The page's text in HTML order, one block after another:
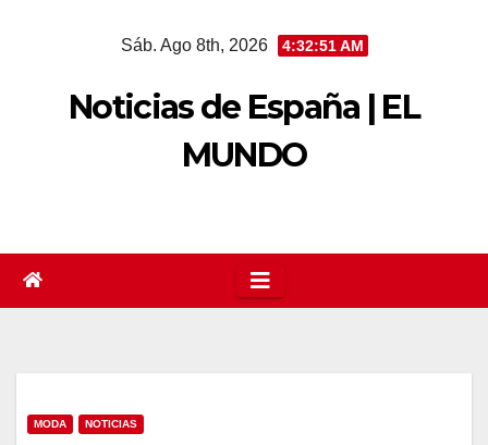
Sáb. Ago 8th, 2026 4:32:52 AM
Noticias de España | EL
MUNDO
MODA NOTICIAS